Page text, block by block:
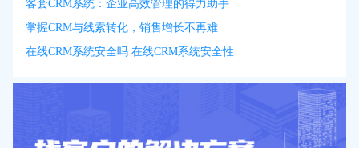
客套CRM系统：企业高效管理的得力助手
掌握CRM与线索转化，销售增长不再难
在线CRM系统安全吗 在线CRM系统安全性